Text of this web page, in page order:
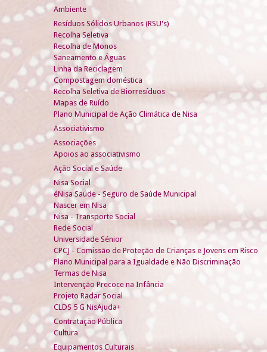
Ambiente
Resíduos Sólidos Urbanos (RSU's)
Recolha Seletiva
Recolha de Monos
Saneamento e Águas
Linha da Reciclagem
Compostagem doméstica
Recolha Seletiva de Biorresíduos
Mapas de Ruído
Plano Municipal de Ação Climática de Nisa
Associativismo
Associações
Apoios ao associativismo
Ação Social e Saúde
Nisa Social
éNisa Saúde - Seguro de Saúde Municipal
Nascer em Nisa
Nisa - Transporte Social
Rede Social
Universidade Sénior
CPCJ - Comissão de Proteção de Crianças e Jovens em Risco
Plano Municipal para a Igualdade e Não Discriminação
Termas de Nisa
Intervenção Precoce na Infância
Projeto Radar Social
CLDS 5 G NisAjuda+
Contratação Pública
Cultura
Equipamentos Culturais